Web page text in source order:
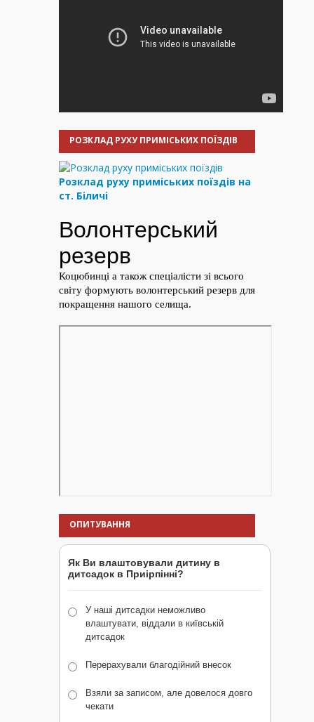
РОЗКЛАД РУХУ ПРИМІСЬКИХ ПОЇЗДІВ
Розклад руху приміських поїздів на
ст. Біличі
ОПИТУВАННЯ
Як Ви влаштовували дитину в
дитсадок в Приірпінні?
У наші дитсадки неможливо
влаштувати, віддали в київській
дитсадок
Перерахували благодійний внесок
Взяли за записом, але довелося довго
чекати